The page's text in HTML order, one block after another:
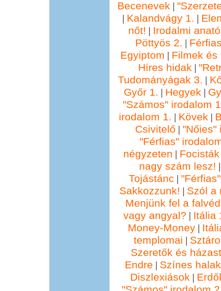
Becenevek |
| Kalandvágy 1. |
nőt! | Irodalmi
Pöttyös 2. |
Egyiptom | Filmek és
Híres hidak |
Tudományágak 3. |
Győr 1. | Hegyek |
"Számos" irodalom
irodalom 1. | Kövek |
Csivitelő | "Nőies"
"Férfias"
négyzeten | Focisták
nagy szám lesz!
Tojástánc |
Sakkozzunk! | Szól a
Menjünk fel a
vagy angyal? | Itália
Money-Money |
templomai |
Szeretők és
Endre | Színes
Diszlexiások |